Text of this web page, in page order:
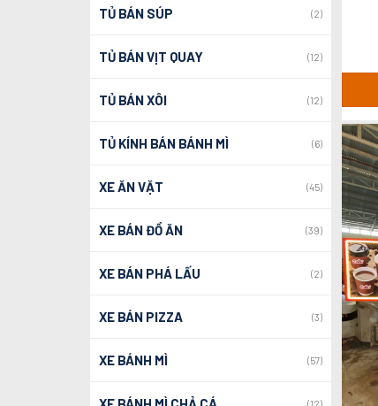
TỦ BÁN SÚP (2)
TỦ BÁN VỊT QUAY (12)
TỦ BÁN XÔI (12)
TỦ KÍNH BÁN BÁNH MÌ (6)
XE ĂN VẶT (45)
XE BÁN ĐỒ ĂN (39)
XE BÁN PHÁ LẤU (2)
XE BÁN PIZZA (3)
XE BÁNH MÌ (57)
(12)